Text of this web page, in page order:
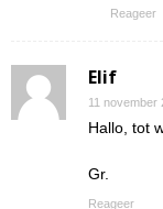
Reageer
Elif
11 november
Hallo, tot
Gr.
Reageer